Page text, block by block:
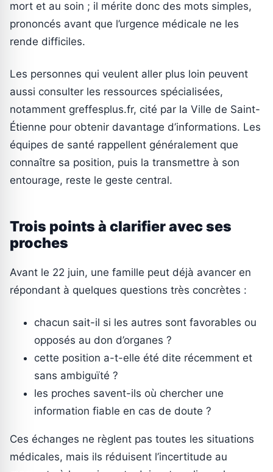
mort et au soin ; il mérite donc des mots simples,
prononcés avant que l’urgence médicale ne les
rende difficiles.
Les personnes qui veulent aller plus loin peuvent
aussi consulter les ressources spécialisées,
notamment greffesplus.fr, cité par la Ville de Saint-
Étienne pour obtenir davantage d’informations. Les
équipes de santé rappellent généralement que
connaître sa position, puis la transmettre à son
entourage, reste le geste central.
Trois points à clarifier avec ses
proches
Avant le 22 juin, une famille peut déjà avancer en
répondant à quelques questions très concrètes :
chacun sait-il si les autres sont favorables ou
opposés au don d’organes ?
cette position a-t-elle été dite récemment et
sans ambiguïté ?
les proches savent-ils où chercher une
information fiable en cas de doute ?
Ces échanges ne règlent pas toutes les situations
médicales, mais ils réduisent l’incertitude au